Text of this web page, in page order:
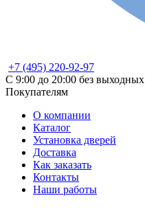
+7 (495) 220-92-97
С 9:00 до 20:00 без выходных
Покупателям
О компании
Каталог
Установка дверей
Доставка
Как заказать
Контакты
Наши работы